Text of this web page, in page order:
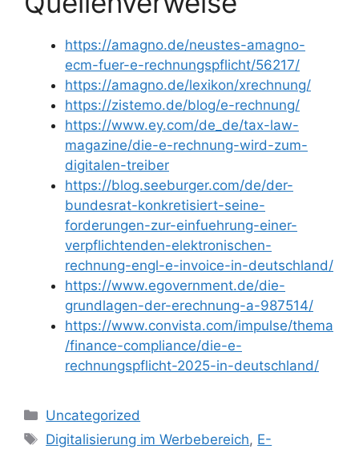
https://amagno.de/neustes-amagno-
ecm-fuer-e-rechnungspflicht/56217/
https://amagno.de/lexikon/xrechnung/
https://zistemo.de/blog/e-rechnung/
https://www.ey.com/de_de/tax-law-
magazine/die-e-rechnung-wird-zum-
digitalen-treiber
https://blog.seeburger.com/de/der-
bundesrat-konkretisiert-seine-
forderungen-zur-einfuehrung-einer-
verpflichtenden-elektronischen-
rechnung-engl-e-invoice-in-deutschland/
https://www.egovernment.de/die-
grundlagen-der-erechnung-a-987514/
https://www.convista.com/impulse/thema
/finance-compliance/die-e-
rechnungspflicht-2025-in-deutschland/
Kategorien
Uncategorized
Schlagwörter
Digitalisierung im Werbebereich, E-